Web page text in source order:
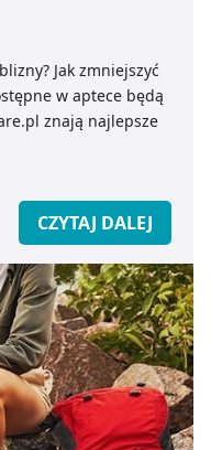
Jak zmniejszyć
w aptece będą
znają najlepsze
CZYTAJ DALEJ